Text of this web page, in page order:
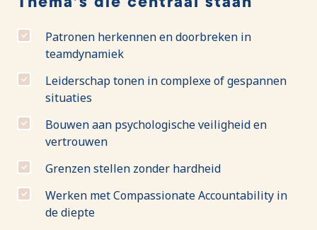
Patronen herkennen en doorbreken in
teamdynamiek
Leiderschap tonen in complexe of gespannen
situaties
Bouwen aan psychologische veiligheid en
vertrouwen
Grenzen stellen zonder hardheid
Werken met Compassionate Accountability in
de diepte